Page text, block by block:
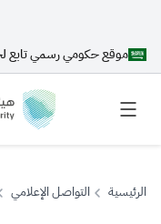
موقع حكومي رسمي تابع
الرئيسية التواصل الإعلامي